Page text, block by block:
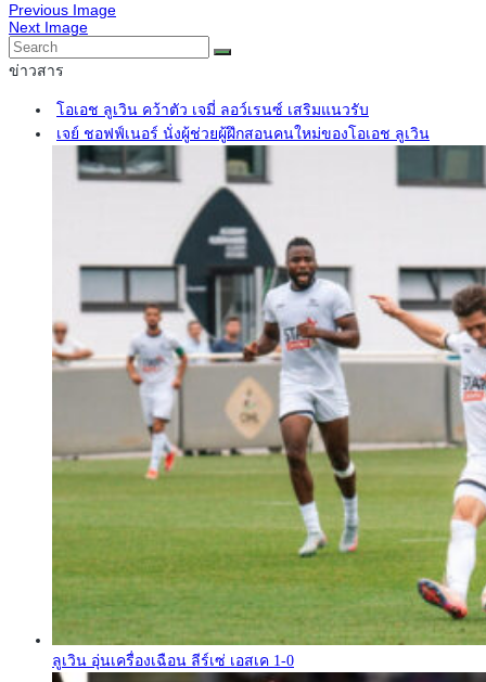
Previous Image
Next Image
ข่าวสาร
โอเอช ลูเวิน คว้าตัว เจมี่ ลอว์เรนซ์ เสริมแนวรับ
เจย์ ชอฟฟ์เนอร์ นั่งผู้ช่วยผู้ฝึกสอนคนใหม่ของโอเอช ลูเวิน
ลูเวิน อุ่นเครื่องเฉือน ลีร์เซ่ เอสเค 1-0